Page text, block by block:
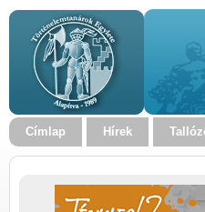
Címlap Hírek